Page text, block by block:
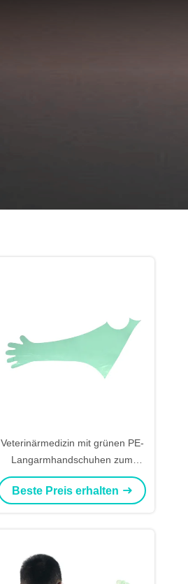
Veterinärmedizin mit grünen PE-
Langarmhandschuhen zum
Einweggesetzen um den Hals
Beste Preis erhalten